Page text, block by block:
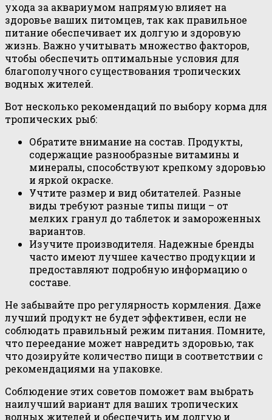
ухода за аквариумом напрямую влияет на
здоровье ваших питомцев, так как правильное
питание обеспечивает их долгую и здоровую
жизнь. Важно учитывать множество факторов,
чтобы обеспечить оптимальные условия для
благополучного существования тропических
водных жителей.
Вот несколько рекомендаций по выбору корма для
тропических рыб:
Обратите внимание на состав. Продукты,
содержащие разнообразные витамины и
минералы, способствуют крепкому здоровью
и яркой окраске.
Учтите размер и вид обитателей. Разные
виды требуют разные типы пищи – от
мелких гранул до таблеток и замороженных
вариантов.
Изучите производителя. Надежные бренды
часто имеют лучшее качество продукции и
предоставляют подробную информацию о
составе.
Не забывайте про регулярность кормления. Даже
лучший продукт не будет эффективен, если не
соблюдать правильный режим питания. Помните,
что переедание может навредить здоровью, так
что дозируйте количество пищи в соответствии с
рекомендациями на упаковке.
Соблюдение этих советов поможет вам выбрать
наилучший вариант для ваших тропических
водных жителей и обеспечить им долгую и